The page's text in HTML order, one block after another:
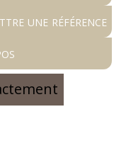
une référence